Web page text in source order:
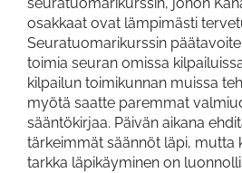
osakkaat ovat lämpimästi
Seuratuomarikurssin
toimia seuran omissa
kilpailun toimikunnan muissa
myötä saatte paremmat
sääntökirjaa. Päivän aikana
tärkeimmät säännöt läpi, mutta
tarkka läpikäyminen on